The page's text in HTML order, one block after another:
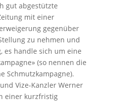
gut abgestützte
mit einer
gegenüber
zu nehmen und
es handle sich um eine
(so nennen die
Schmutzkampagne).
Vize-Kanzler Werner
einer kurzfristig